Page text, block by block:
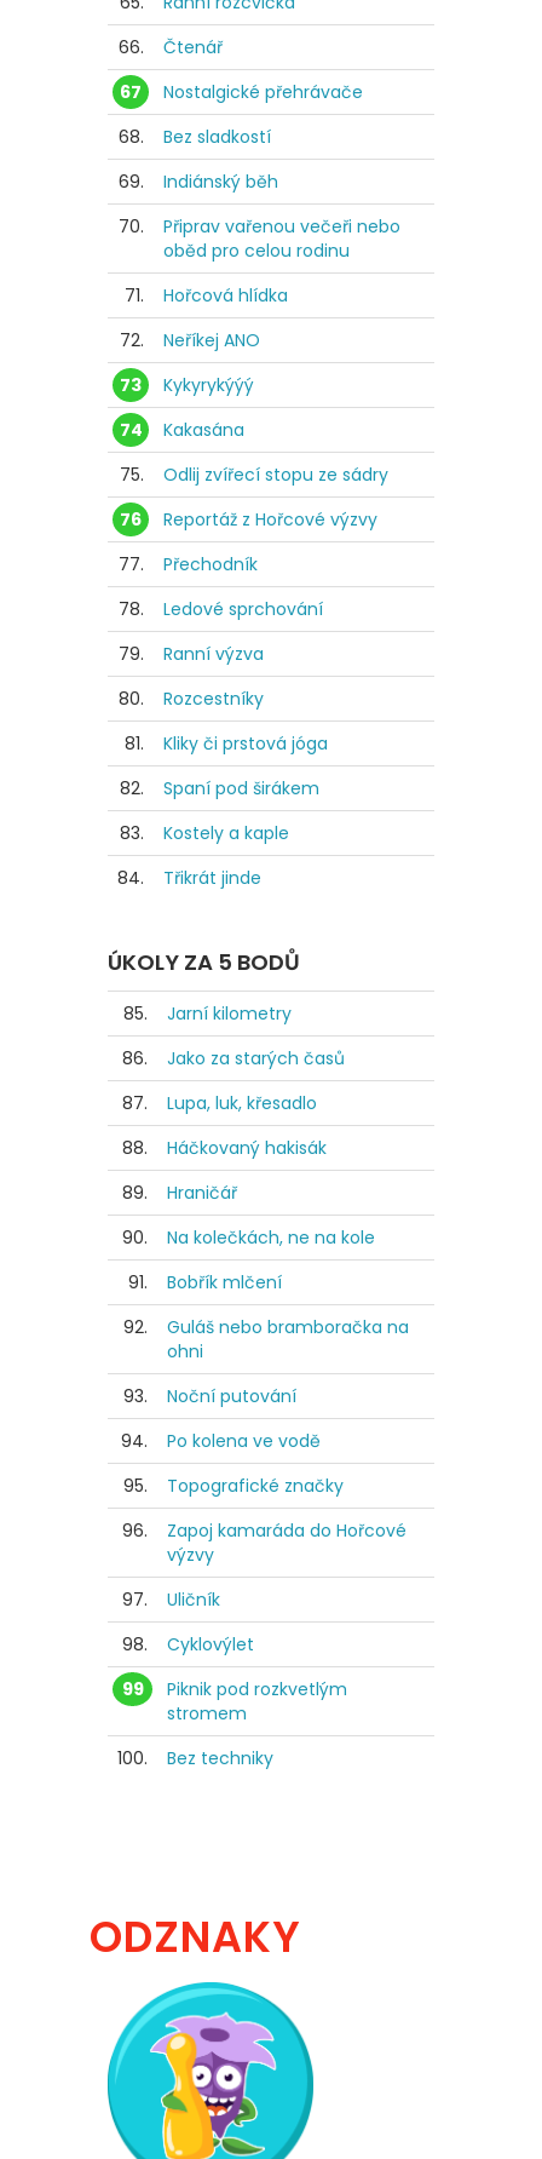
66.
Čtenář
67
Nostalgické přehrávače
68.
Bez sladkostí
69.
Indiánský běh
70.
Připrav vařenou večeři nebo
oběd pro celou rodinu
71.
Hořcová hlídka
72.
Neříkej ANO
73
Kykyrykýýý
74
Kakasána
75.
Odlij zvířecí stopu ze sádry
76
Reportáž z Hořcové výzvy
77.
Přechodník
78.
Ledové sprchování
79.
Ranní výzva
80.
Rozcestníky
81.
Kliky či prstová jóga
82.
Spaní pod širákem
83.
Kostely a kaple
84.
Třikrát jinde
ÚKOLY ZA 5 BODŮ
85.
Jarní kilometry
86.
Jako za starých časů
87.
Lupa, luk, křesadlo
88.
Háčkovaný hakisák
89.
Hraničář
90.
Na kolečkách, ne na kole
91.
Bobřík mlčení
92.
Guláš nebo bramboračka na
ohni
93.
Noční putování
94.
Po kolena ve vodě
95.
Topografické značky
96.
Zapoj kamaráda do Hořcové
výzvy
97.
Uličník
98.
Cyklovýlet
99
Piknik pod rozkvetlým
stromem
100.
Bez techniky
ODZNAKY